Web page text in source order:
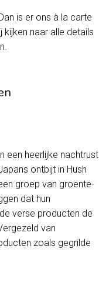
is er ons à la carte
naar alle details
een heerlijke nachtrust
ontbijt in Hush
groep van groente-
dat hun
verse producten de
van
zoals gegrilde